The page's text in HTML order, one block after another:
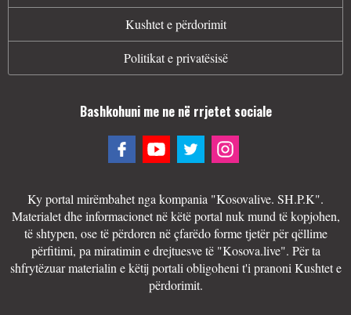
Kushtet e përdorimit
Politikat e privatësisë
Bashkohuni me ne në rrjetet sociale
Ky portal mirëmbahet nga kompania "Kosovalive. SH.P.K".
Materialet dhe informacionet në këtë portal nuk mund të kopjohen,
të shtypen, ose të përdoren në çfarëdo forme tjetër për qëllime
përfitimi, pa miratimin e drejtuesve të "Kosova.live". Për ta
shfrytëzuar materialin e këtij portali obligoheni t'i pranoni Kushtet e
përdorimit.